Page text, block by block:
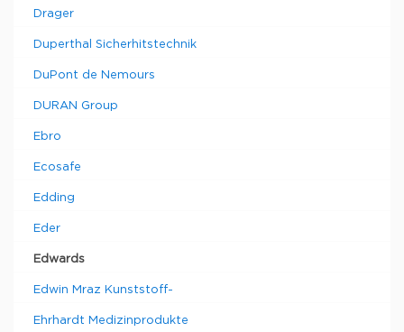
Drager
Duperthal Sicherhitstechnik
DuPont de Nemours
DURAN Group
Ebro
Ecosafe
Edding
Eder
Edwards
Edwin Mraz Kunststoff-
Ehrhardt Medizinprodukte